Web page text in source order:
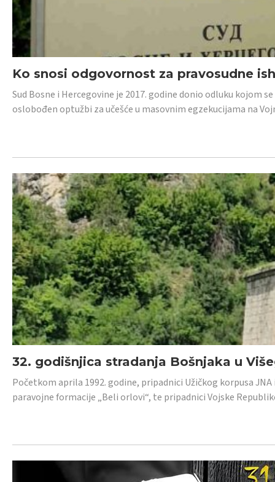
Ko snosi odgovornost za pravosudne
Sud Bosne i Hercegovine je 2017. godine donio odluku kojom
oslobođen optužbi za učešće u masovnim egzekucijama na
32. godišnjica stradanja Bošnjaka u
Početkom aprila 1992. godine, pripadnici Užičkog korpusa
paravojne formacije „Beli orlovi“, te pripadnici Vojske